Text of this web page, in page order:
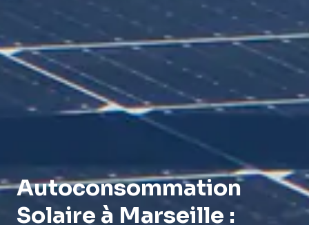
Autoconsommation
Solaire à Marseille :